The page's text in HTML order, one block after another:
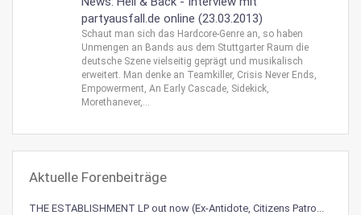
partyausfall.de online (23.03.2013)
Schaut man sich das Hardcore-Genre an, so haben
Unmengen an Bands aus dem Stuttgarter Raum die
deutsche Szene vielseitig geprägt und musikalisch
erweitert. Man denke an Teamkiller, Crisis Never Ends,
Empowerment, An Early Cascade, Sidekick,
Morethanever,...
Aktuelle Forenbeiträge
THE ESTABLISHMENT LP out now (Ex-Antidote, Citizens Patro...